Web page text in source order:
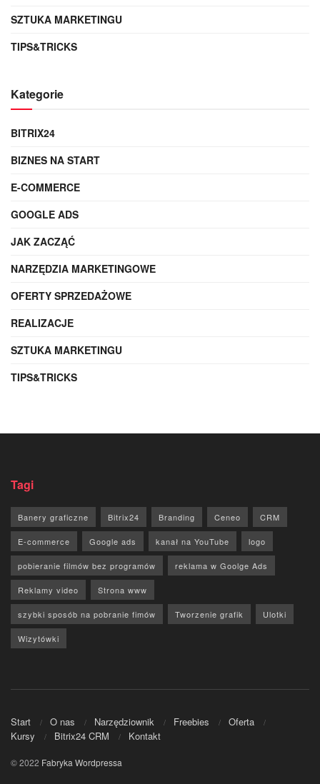
SZTUKA MARKETINGU
TIPS&TRICKS
Kategorie
BITRIX24
BIZNES NA START
E-COMMERCE
GOOGLE ADS
JAK ZACZĄĆ
NARZĘDZIA MARKETINGOWE
OFERTY SPRZEDAŻOWE
REALIZACJE
SZTUKA MARKETINGU
TIPS&TRICKS
Tagi
Banery graficzne Bitrix24 Branding Ceneo CRM
E-commerce Google ads kanał na YouTube logo
pobieranie filmów bez programów reklama w Goolge Ads
Reklamy video Strona www
szybki sposób na pobranie fimów Tworzenie grafik Ulotki
Wizytówki
Start O nas Narzędziownik Freebies
Oferta
Kursy
Bitrix24 CRM Kontakt
© 2022 Fabryka Wordpressa